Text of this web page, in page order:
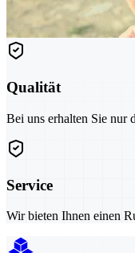
Qualität
Bei uns erhalten Sie nur
Service
Wir bieten Ihnen einen